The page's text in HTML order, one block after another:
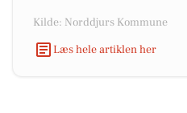
Kilde: Norddjurs Kommune
Læs hele artiklen her